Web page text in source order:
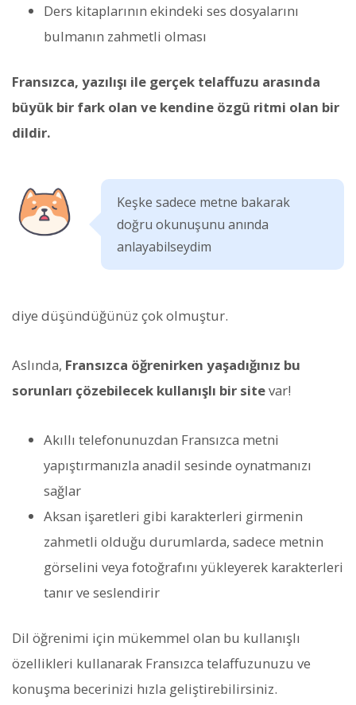
Ders kitaplarının ekindeki ses dosyalarını
bulmanın zahmetli olması
Fransızca, yazılışı ile gerçek telaffuzu arasında
büyük bir fark olan ve kendine özgü ritmi olan bir
dildir.
Keşke sadece metne bakarak
doğru okunuşunu anında
anlayabilseydim
diye düşündüğünüz çok olmuştur.
Aslında, Fransızca öğrenirken yaşadığınız bu
sorunları çözebilecek kullanışlı bir sitevar!
Akıllı telefonunuzdan Fransızca metni
yapıştırmanızla anadil sesinde oynatmanızı
sağlar
Aksan işaretleri gibi karakterleri girmenin
zahmetli olduğu durumlarda, sadece metnin
görselini veya fotoğrafını yükleyerek karakterleri
tanır ve seslendirir
Dil öğrenimi için mükemmel olan bu kullanışlı
özellikleri kullanarak Fransızca telaffuzunuzu ve
konuşma becerinizi hızla geliştirebilirsiniz.